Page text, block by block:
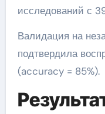
исследований с
Валидация на
подтвердила
(accuracy = 85%).